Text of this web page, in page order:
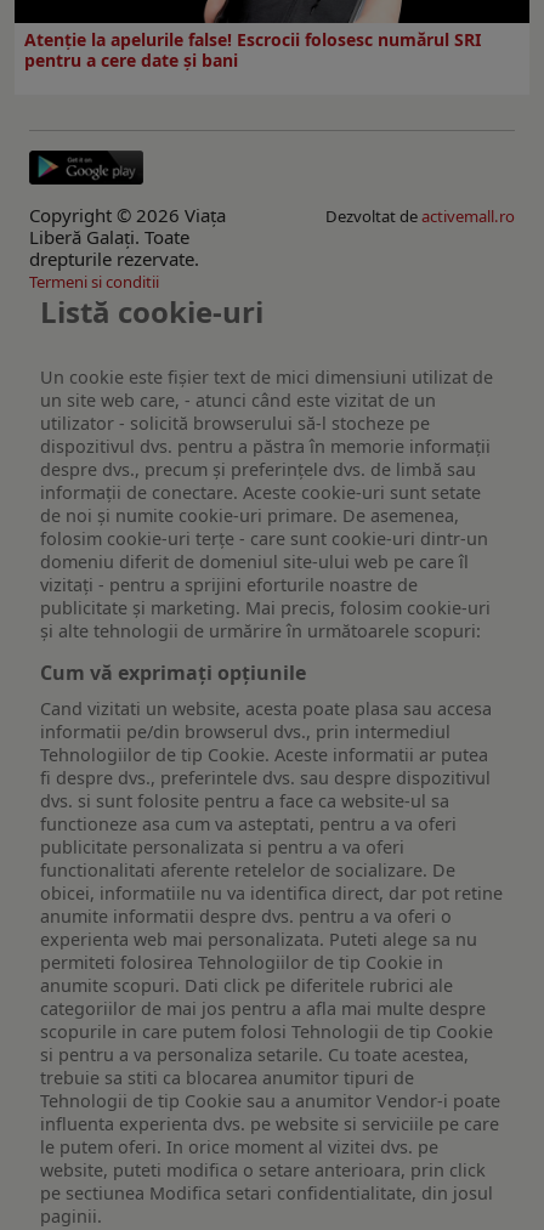
Atenție la apelurile false! Escrocii folosesc numărul SRI
pentru a cere date și bani
Copyright © 2026 Viaţa
Liberă Galaţi. Toate
drepturile rezervate.
Dezvoltat deactivemall.ro
Termeni si conditii
Listă cookie-uri
Un cookie este fişier text de mici dimensiuni utilizat de
un site web care, - atunci când este vizitat de un
utilizator - solicită browserului să-l stocheze pe
dispozitivul dvs. pentru a păstra în memorie informații
despre dvs., precum și preferințele dvs. de limbă sau
informații de conectare. Aceste cookie-uri sunt setate
de noi și numite cookie-uri primare. De asemenea,
folosim cookie-uri terțe - care sunt cookie-uri dintr-un
domeniu diferit de domeniul site-ului web pe care îl
vizitați - pentru a sprijini eforturile noastre de
publicitate și marketing. Mai precis, folosim cookie-uri
și alte tehnologii de urmărire în următoarele scopuri:
Cum vă exprimați opțiunile
Cand vizitati un website, acesta poate plasa sau accesa
informatii pe/din browserul dvs., prin intermediul
Tehnologiilor de tip Cookie. Aceste informatii ar putea
fi despre dvs., preferintele dvs. sau despre dispozitivul
dvs. si sunt folosite pentru a face ca website-ul sa
functioneze asa cum va asteptati, pentru a va oferi
publicitate personalizata si pentru a va oferi
functionalitati aferente retelelor de socializare. De
obicei, informatiile nu va identifica direct, dar pot retine
anumite informatii despre dvs. pentru a va oferi o
experienta web mai personalizata. Puteti alege sa nu
permiteti folosirea Tehnologiilor de tip Cookie in
anumite scopuri. Dati click pe diferitele rubrici ale
categoriilor de mai jos pentru a afla mai multe despre
scopurile in care putem folosi Tehnologii de tip Cookie
si pentru a va personaliza setarile. Cu toate acestea,
trebuie sa stiti ca blocarea anumitor tipuri de
Tehnologii de tip Cookie sau a anumitor Vendor-i poate
influenta experienta dvs. pe website si serviciile pe care
le putem oferi. In orice moment al vizitei dvs. pe
website, puteti modifica o setare anterioara, prin click
pe sectiunea Modifica setari confidentialitate, din josul
paginii.